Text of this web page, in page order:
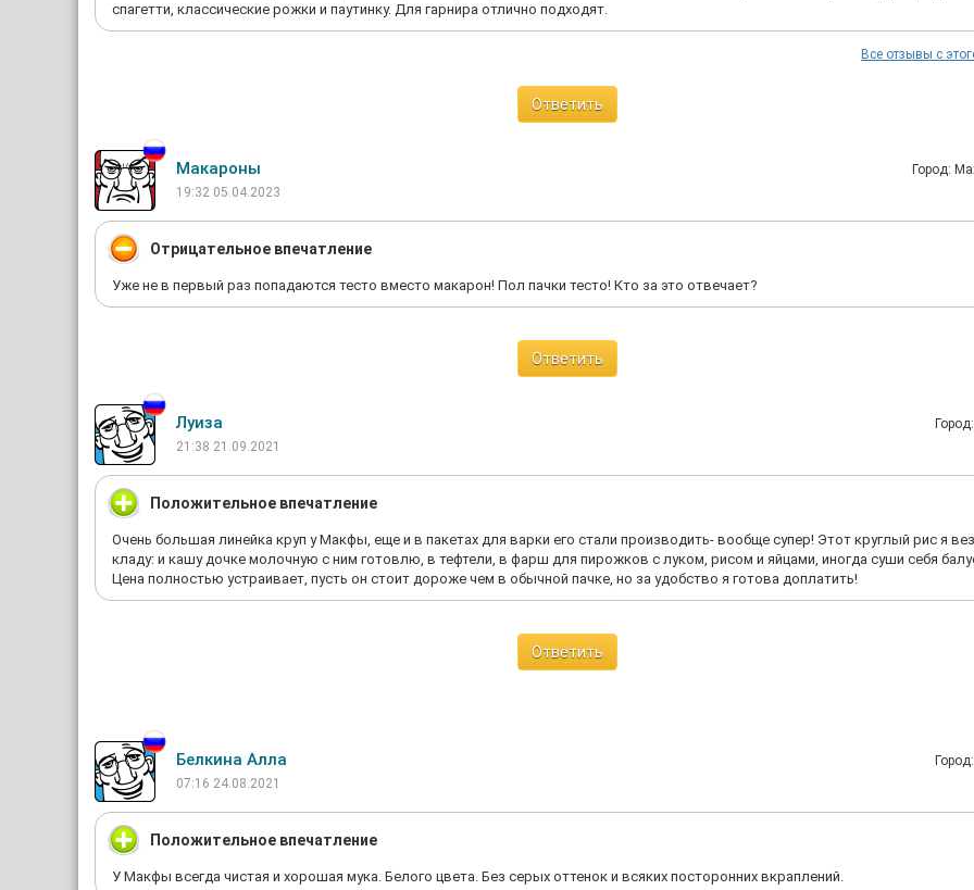
спагетти, классические рожки и паутинку. Для гарнира отлично подходят.
Все отзывы с
Ответить
Макароны
Город:
19:32 05.04.2023
Отрицательное впечатление
Уже не в первый раз попадаются тесто вместо макарон! Пол пачки тесто! Кто за это отвечает?
Ответить
Луиза
21:38 21.09.2021
Положительное впечатление
Очень большая линейка круп у Макфы, еще и в пакетах для варки его стали производить- вообще супер! Этот круглый рис я
кладу: и кашу дочке молочную с ним готовлю, в тефтели, в фарш для пирожков с луком, рисом и яйцами, иногда суши себя
Цена полностью устраивает, пусть он стоит дороже чем в обычной пачке, но за удобство я готова доплатить!
Ответить
Белкина Алла
07:16 24.08.2021
Положительное впечатление
У Макфы всегда чистая и хорошая мука. Белого цвета. Без серых оттенок и всяких посторонних вкраплений.